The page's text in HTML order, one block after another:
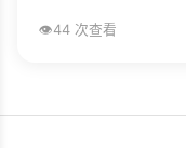
👁️44 次查看